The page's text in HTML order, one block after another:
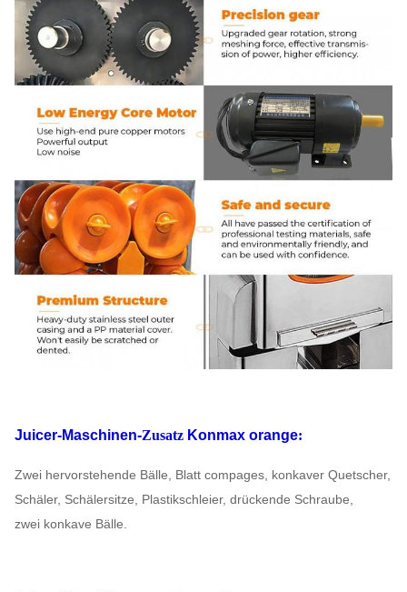
Juicer-Maschinen-Zusatz Konmax orange:
Zwei hervorstehende Bälle, Blatt compages, konkaver Quetscher,
Schäler, Schälersitze, Plastikschleier, drückende Schraube,
zwei konkave Bälle.